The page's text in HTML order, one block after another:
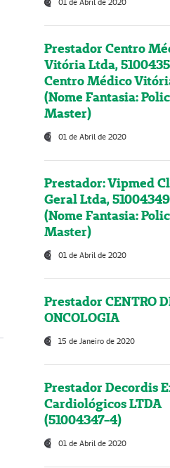
01 de Abril de 2020
Prestador Centro
Vitória Ltda,
Centro Médico
(Nome Fantasia:
Master)
01 de Abril de 2020
Prestador: Vipmed
Geral Ltda,
(Nome Fantasia:
Master)
01 de Abril de 2020
Prestador CENTRO
ONCOLOGIA
15 de Janeiro de 2020
Prestador Decordis
Cardiológicos LTDA
(51004347-4)
01 de Abril de 2020